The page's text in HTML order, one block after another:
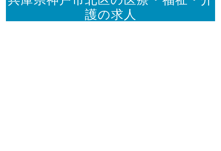
護の求人